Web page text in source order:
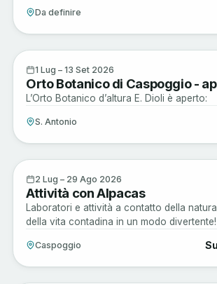
Da definire
Arte e Cultura
1 Lug – 13 Set 2026
Orto Botanico di Caspoggio -
L’Orto Botanico d’altura E. Dioli è aperto:
S. Antonio
Active
2 Lug – 29 Ago 2026
Attività con Alpacas
Laboratori e attività a contatto della
della vita contadina in un modo divertente!
Caspoggio